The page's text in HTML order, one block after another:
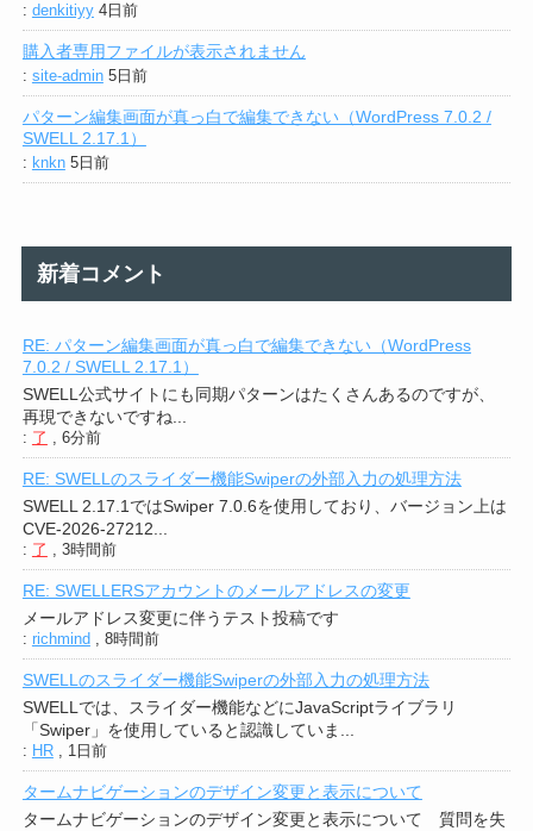
: denkitiyy 4日前
購入者専用ファイルが表示されません
: site-admin 5日前
パターン編集画面が真っ白で編集できない（WordPress 7.0.2 /
SWELL 2.17.1）
: knkn 5日前
新着コメント
RE: パターン編集画面が真っ白で編集できない（WordPress
7.0.2 / SWELL 2.17.1）
SWELL公式サイトにも同期パターンはたくさんあるのですが、
再現できないですね...
: 了 , 6分前
RE: SWELLのスライダー機能Swiperの外部入力の処理方法
SWELL 2.17.1ではSwiper 7.0.6を使用しており、バージョン上は
CVE-2026-27212...
: 了 , 3時間前
RE: SWELLERSアカウントのメールアドレスの変更
メールアドレス変更に伴うテスト投稿です
: richmind , 8時間前
SWELLのスライダー機能Swiperの外部入力の処理方法
SWELLでは、スライダー機能などにJavaScriptライブラリ
「Swiper」を使用していると認識していま...
: HR, 1日前
タームナビゲーションのデザイン変更と表示について
タームナビゲーションのデザイン変更と表示について 質問を失